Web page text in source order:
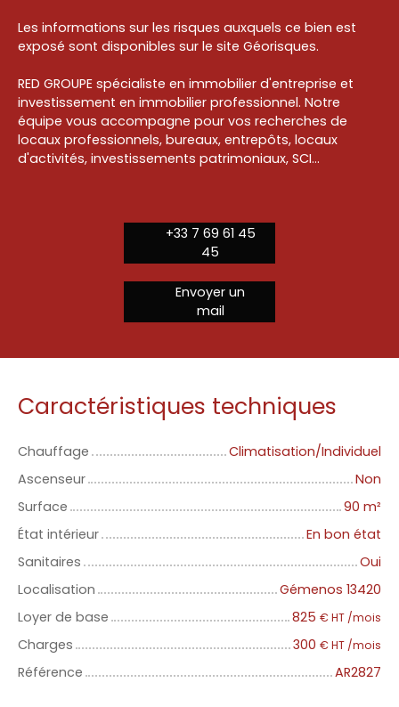
Les informations sur les risques auxquels ce bien est
exposé sont disponibles sur le site Géorisques.
RED GROUPE spécialiste en immobilier d'entreprise et
investissement en immobilier professionnel. Notre
équipe vous accompagne pour vos recherches de
locaux professionnels, bureaux, entrepôts, locaux
d'activités, investissements patrimoniaux, SCI...
+33 7 69 61 45
45
Envoyer un
mail
Caractéristiques techniques
Chauffage
Climatisation/Individuel
Ascenseur
Non
Surface
90 m²
État intérieur
En bon état
Sanitaires
Oui
Localisation
Gémenos 13420
Loyer de base
825 € HT /mois
Charges 300 € HT /mois
Référence AR2827